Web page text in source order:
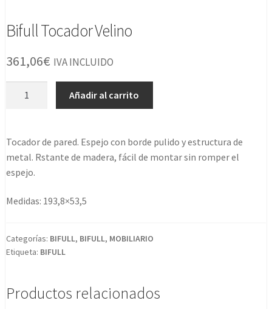
Bifull Tocador Velino
361,06€ IVA INCLUIDO
Añadir al carrito
Tocador de pared. Espejo con borde pulido y estructura de
metal. Rstante de madera, fácil de montar sin romper el
espejo.
Medidas: 193,8×53,5
Categorías: BIFULL, BIFULL, MOBILIARIO
Etiqueta: BIFULL
Productos relacionados